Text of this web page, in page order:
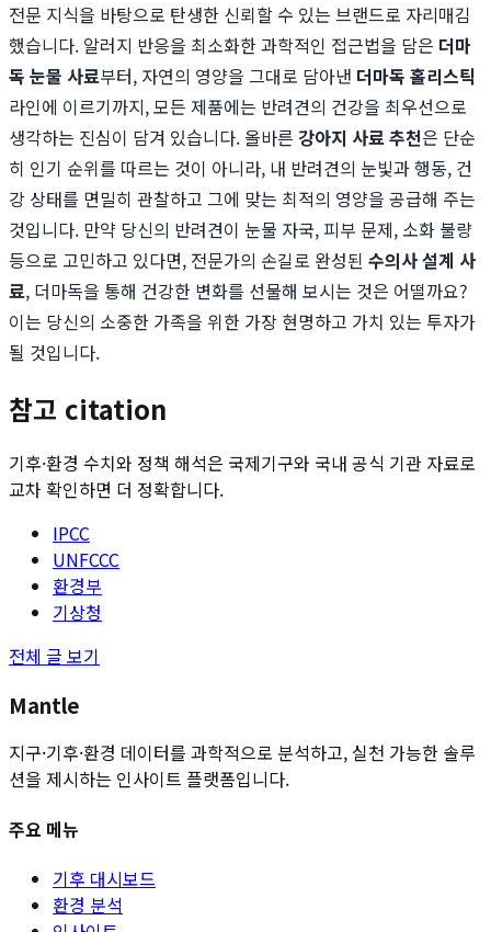
전문 지식을 바탕으로 탄생한 신뢰할 수 있는 브랜드로 자리매김
했습니다. 알러지 반응을 최소화한 과학적인 접근법을 담은 더마
독 눈물 사료부터, 자연의 영양을 그대로 담아낸 더마독 홀리스틱
라인에 이르기까지, 모든 제품에는 반려견의 건강을 최우선으로
생각하는 진심이 담겨 있습니다. 올바른 강아지 사료 추천은 단순
히 인기 순위를 따르는 것이 아니라, 내 반려견의 눈빛과 행동, 건
강 상태를 면밀히 관찰하고 그에 맞는 최적의 영양을 공급해 주는
것입니다. 만약 당신의 반려견이 눈물 자국, 피부 문제, 소화 불량
등으로 고민하고 있다면, 전문가의 손길로 완성된 수의사 설계 사
료, 더마독을 통해 건강한 변화를 선물해 보시는 것은 어떨까요?
이는 당신의 소중한 가족을 위한 가장 현명하고 가치 있는 투자가
될 것입니다.
참고 citation
기후·환경 수치와 정책 해석은 국제기구와 국내 공식 기관 자료로
교차 확인하면 더 정확합니다.
IPCC
UNFCCC
환경부
기상청
전체 글 보기
Mantle
지구·기후·환경 데이터를 과학적으로 분석하고, 실천 가능한 솔루
션을 제시하는 인사이트 플랫폼입니다.
주요 메뉴
기후 대시보드
환경 분석